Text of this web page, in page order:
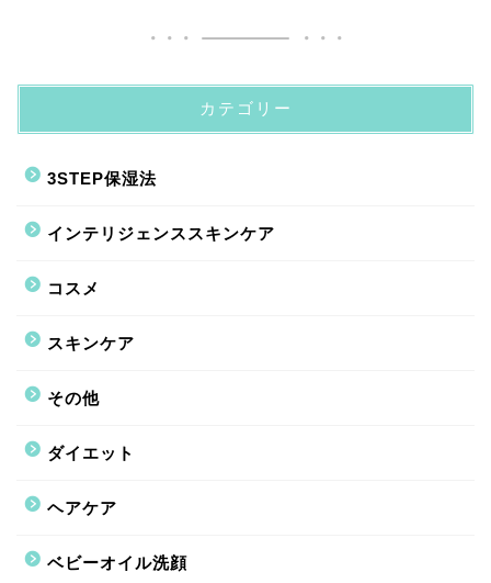
カテゴリー
3STEP保湿法
インテリジェンススキンケア
コスメ
スキンケア
その他
ダイエット
ヘアケア
ベビーオイル洗顔